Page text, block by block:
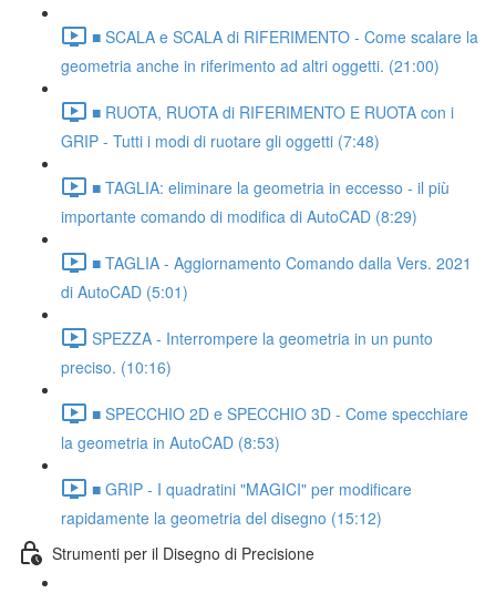
■ SCALA e SCALA di RIFERIMENTO - Come scalare la
geometria anche in riferimento ad altri oggetti. (21:00)
■ RUOTA, RUOTA di RIFERIMENTO E RUOTA con i
GRIP - Tutti i modi di ruotare gli oggetti (7:48)
■ TAGLIA: eliminare la geometria in eccesso - il più
importante comando di modifica di AutoCAD (8:29)
■ TAGLIA - Aggiornamento Comando dalla Vers. 2021
di AutoCAD (5:01)
SPEZZA - Interrompere la geometria in un punto
preciso. (10:16)
■ SPECCHIO 2D e SPECCHIO 3D - Come specchiare
la geometria in AutoCAD (8:53)
■ GRIP - I quadratini "MAGICI" per modificare
rapidamente la geometria del disegno (15:12)
Strumenti per il Disegno di Precisione